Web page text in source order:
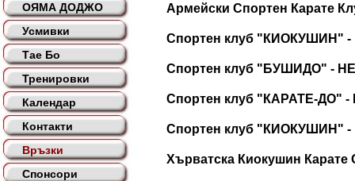
ОЯМА ДОДЖО
Усмивки
Тае Бо
Тренировки
Календар
Контакти
Връзки
Спонсори
Армейски Спортен Карате
Спортен клуб "КИОКУШИН"
Спортен клуб "БУШИДО" -
Спортен клуб "КАРАТЕ-ДО"
Спортен клуб "КИОКУШИН" -
Хърватска Киокушин Карате